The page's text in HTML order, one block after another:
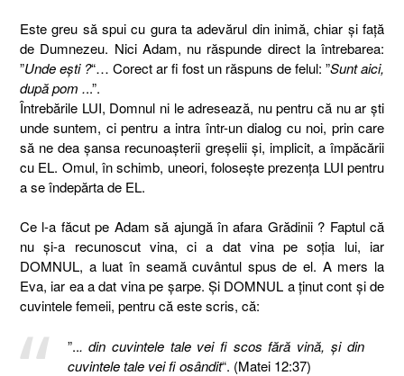
Este greu să spui cu gura ta adevărul din inimă, chiar şi faţă
de Dumnezeu. Nici Adam, nu răspunde direct la întrebarea:
”Unde eşti ?“… Corect ar fi fost un răspuns de felul: ”Sunt aici,
după pom ...”.
Întrebările LUI, Domnul ni le adresează, nu pentru că nu ar şti
unde suntem, ci pentru a intra într-un dialog cu noi, prin care
să ne dea şansa recunoaşterii greşelii şi, implicit, a împăcării
cu EL. Omul, în schimb, uneori, foloseşte prezenţa LUI pentru
a se îndepărta de EL.
Ce l-a făcut pe Adam să ajungă în afara Grădinii ? Faptul că
nu şi-a recunoscut vina, ci a dat vina pe soţia lui, iar
DOMNUL, a luat în seamă cuvântul spus de el. A mers la
Eva, iar ea a dat vina pe şarpe. Şi DOMNUL a ţinut cont şi de
cuvintele femeii, pentru că este scris, că:
”... din cuvintele tale vei fi scos fără vină, şi din
cuvintele tale vei fi osândit“. (Matei 12:37)